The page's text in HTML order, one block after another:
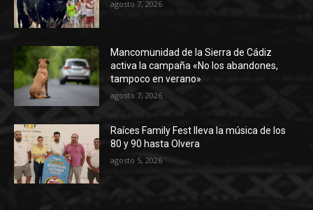
agosto 7, 2026
Mancomunidad de la Sierra de Cádiz
activa la campaña «No los abandones,
tampoco en verano»
agosto 7, 2026
Raíces Family Fest lleva la música de los
80 y 90 hasta Olvera
agosto 5, 2026